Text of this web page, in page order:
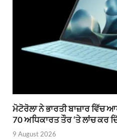
ਮੋਟੋਰੋਲਾ ਨੇ ਭਾਰਤੀ ਬਾਜ਼ਾਰ ਵਿੱਚ
70 ਅਧਿਕਾਰਤ ਤੌਰ ‘ਤੇ ਲਾਂਚ ਕਰ
9 August 2026